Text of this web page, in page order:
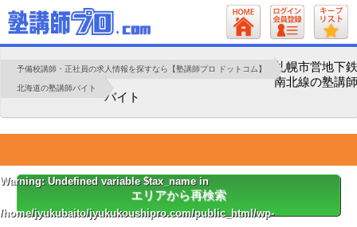
予備校講師・正社員の求人情報を探すなら【塾講師プロ ドットコム】
北海道の塾講師バイト
札幌市営地下鉄
南北線の塾講師
バイト
Warning: Undefined variable $tax_name in
/home/jyukubaito/jyukukoushipro.com/public_html/wp-
エリアから再検索